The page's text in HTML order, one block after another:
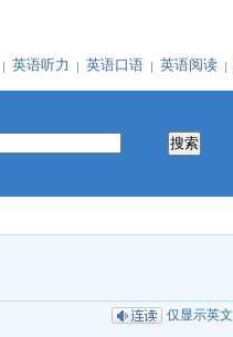
英语听力 英语口语 英语阅读
仅显示英文